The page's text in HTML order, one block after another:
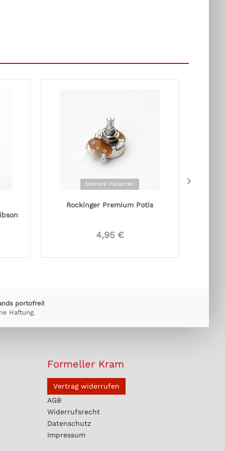
Mehrere Varianten
Rockinger Premium Potis
4,95 €
portofrei!
Haftung.
Formeller Kram
Vertrag widerrufen
AGB
Widerrufsrecht
Datenschutz
Impressum